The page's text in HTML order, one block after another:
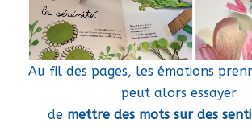
Au fil des pages, les émotions
peut alors essayer
de mettre des mots sur des